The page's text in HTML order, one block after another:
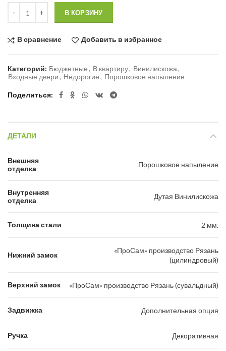
В КОРЗИНУ
В сравнение Добавить в избранное
Категорий: Бюджетные, В квартиру, Винилискожа,
Входные двери, Недорогие, Порошковое напыление
Поделиться
ДЕТАЛИ
Внешняя
отделка
Порошковое напыление
Внутренняя
отделка
Дутая Винилискожа
Толщина стали 2 мм.
Нижний замок
«ПроСам» производство Рязань
(цилиндровый)
Верхний замок «ПроСам» производство Рязань (сувальдный)
Задвижка Дополнительная опция
Ручка Декоративная